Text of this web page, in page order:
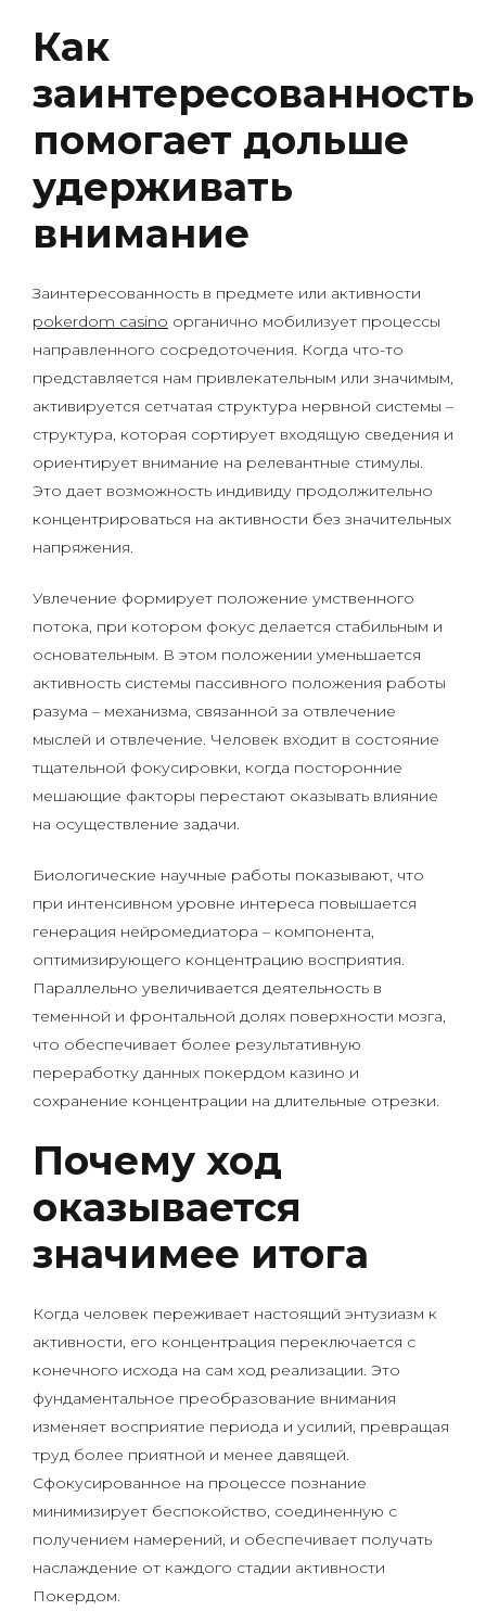
Как
заинтересованность
помогает дольше
удерживать
внимание
Заинтересованность в предмете или активности
pokerdom casino органично мобилизует процессы
направленного сосредоточения. Когда что-то
представляется нам привлекательным или значимым,
активируется сетчатая структура нервной системы –
структура, которая сортирует входящую сведения и
ориентирует внимание на релевантные стимулы.
Это дает возможность индивиду продолжительно
концентрироваться на активности без значительных
напряжения.
Увлечение формирует положение умственного
потока, при котором фокус делается стабильным и
основательным. В этом положении уменьшается
активность системы пассивного положения работы
разума – механизма, связанной за отвлечение
мыслей и отвлечение. Человек входит в состояние
тщательной фокусировки, когда посторонние
мешающие факторы перестают оказывать влияние
на осуществление задачи.
Биологические научные работы показывают, что
при интенсивном уровне интереса повышается
генерация нейромедиатора – компонента,
оптимизирующего концентрацию восприятия.
Параллельно увеличивается деятельность в
теменной и фронтальной долях поверхности мозга,
что обеспечивает более результативную
переработку данных покердом казино и
сохранение концентрации на длительные отрезки.
Почему ход
оказывается
значимее итога
Когда человек переживает настоящий энтузиазм к
активности, его концентрация переключается с
конечного исхода на сам ход реализации. Это
фундаментальное преобразование внимания
изменяет восприятие периода и усилий, превращая
труд более приятной и менее давящей.
Сфокусированное на процессе познание
минимизирует беспокойство, соединенную с
получением намерений, и обеспечивает получать
наслаждение от каждого стадии активности
Покердом.